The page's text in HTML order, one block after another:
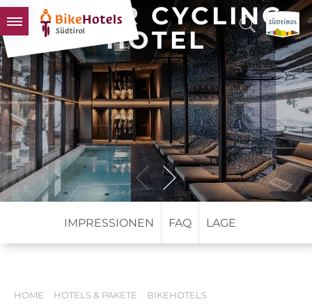
BIKEHOTELS
HOTELS & PAKETE
TOUREN & REVIERE
SÜDTIROL & WIR
SCHLUSSLICHTER
LINDER CYCLING
HOTEL
IMPRESSIONEN FAQ LAGE
HOME HOTELS & PAKETE BIKEHOTELS